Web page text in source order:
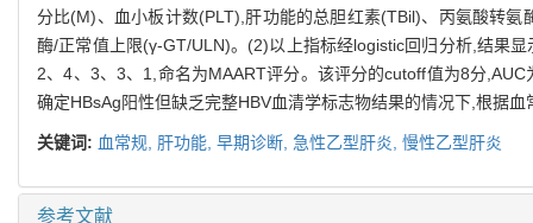
分比(M)、血小板计数(PLT),肝功能的总胆红素(TBil)、丙氨酸转
酶/正常值上限(γ-GT/ULN)。(2)以上指标经logistic回归分析,结果
2、4、3、3、1,命名为MAART评分。该评分的cutoff值为8分
确定HBsAg阳性但缺乏完整HBV血清学标志物结果的情况下,根据
关键词: 血常规, 肝功能, 早期诊断, 急性乙型肝炎, 慢性乙型肝炎
参考文献